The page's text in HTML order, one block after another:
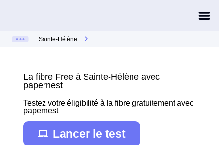
Sainte-Hélène
La fibre Free à Sainte-Hélène avec
papernest
Testez votre éligibilité à la fibre gratuitement avec
papernest
Lancer le test